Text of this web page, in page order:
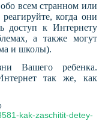
всем странном или
когда они
доступ к Интернету
а также могут
и школы).
Вашего ребенка.
так же, как
kak-zaschitit-detey-